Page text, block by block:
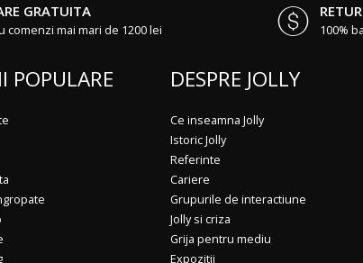
GRATUITA
comenzi mai mari de 1200 lei 100%
POPULARE DESPRE JOLLY
Ce inseamna Jolly
Istoric Jolly
Referinte
Cariere
Grupurile de interactiune
Jolly si criza
Grija pentru mediu
Expozitii